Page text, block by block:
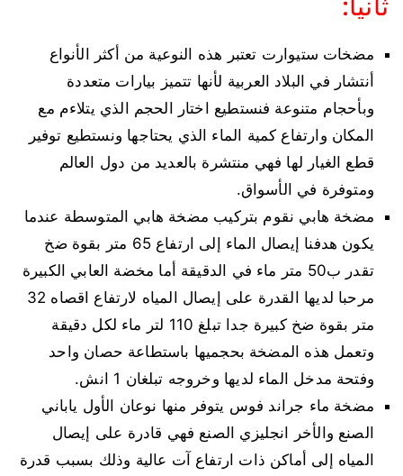
مضخات ستيوارت تعتبر هذه النوعية من أكثر الأنواع
أنتشار في البلاد العربية لأنها تتميز بيارات متعددة
وبأحجام متنوعة فنستطيع اختار الحجم الذي يتلاءم مع
المكان وارتفاع كمية الماء الذي يحتاجها ونستطيع توفير
قطع الغيار لها فهي منتشرة بالعديد من دول العالم
ومتوفرة في الأسواق.
مضخة هابي نقوم بتركيب مضخة هابي المتوسطة عندما
يكون هدفنا إيصال الماء إلى ارتفاع 65 متر بقوة ضخ
تقدر ب50 متر ماء في الدقيقة أما مخضة العابي الكبيرة
مرحبا لديها القدرة على إيصال المياه لارتفاع اقصاه 32
متر بقوة ضخ كبيرة جدا تبلغ 110 لتر ماء لكل دقيقة
وتعمل هذه المضخة بحجميها باستطاعة حصان واحد
وفتحة مدخل الماء لديها وخروجه تبلغان 1 انش.
مضخة ماء جراند فوس يتوفر منها نوعان الأول ياباني
الصنع والأخر انجليزي الصنع فهي قادرة على إيصال
المياه إلى أماكن ذات ارتفاع آت عالية وذلك بسبب قدرة